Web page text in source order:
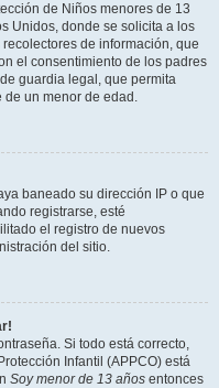
de Niños menores de 13
Unidos, donde se solicita a los
de información, que
el consentimiento de los padres
guardia legal, que permita
un menor de edad.
baneado su dirección IP o que
registrarse, esté
el registro de nuevos
del sitio.
Si todo está correcto,
Infantil (APPCO) está
Soy menor de 13 años entonces